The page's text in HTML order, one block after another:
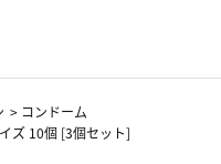
> コンドーム
ズ 10個 [3個セット]